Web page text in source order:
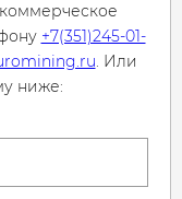
+7(351)245-01-
. Или
ниже: